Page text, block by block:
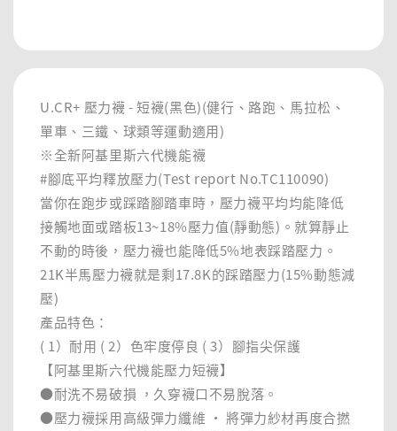
U.CR+ 壓力襪 - 短襪(黑色)(健行、路跑、馬拉松、
單車、三鐵、球類等運動適用)
※全新阿基里斯六代機能襪
#腳底平均釋放壓力(Test report No.TC110090)
當你在跑步或踩踏腳踏車時，壓力襪平均均能降低
接觸地面或踏板13~18%壓力值(靜動態)。就算靜止
不動的時後，壓力襪也能降低5%地表踩踏壓力。
21K半馬壓力襪就是剩17.8K的踩踏壓力(15%動態減
壓)
產品特色：
( 1）耐用 ( 2）色牢度停良 ( 3）腳指尖保護
【阿基里斯六代機能壓力短襪】
●耐洗不易破損 ，久穿襪口不易脫落。
●壓力襪採用高級彈力纖維 · 將彈力紗材再度合撚